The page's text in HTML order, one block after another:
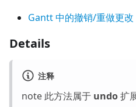
Gantt 中的撤销/重做更改
Details
注释
note 此方法属于 undo扩